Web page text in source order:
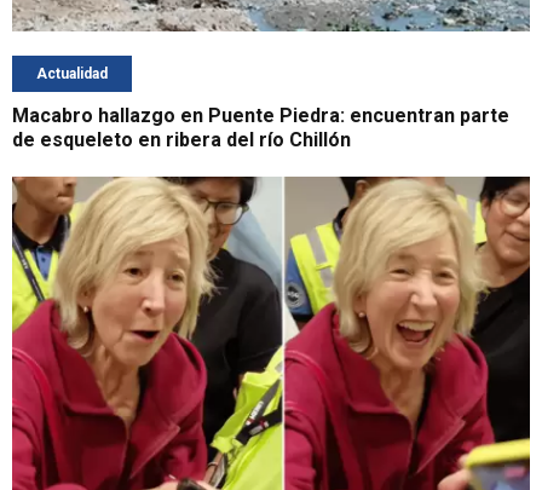
Actualidad
Macabro hallazgo en Puente Piedra: encuentran parte
de esqueleto en ribera del río Chillón